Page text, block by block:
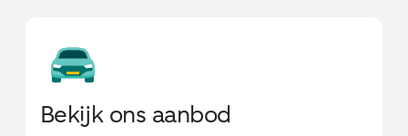
Bekijk ons aanbod